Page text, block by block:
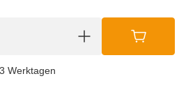
Werktagen